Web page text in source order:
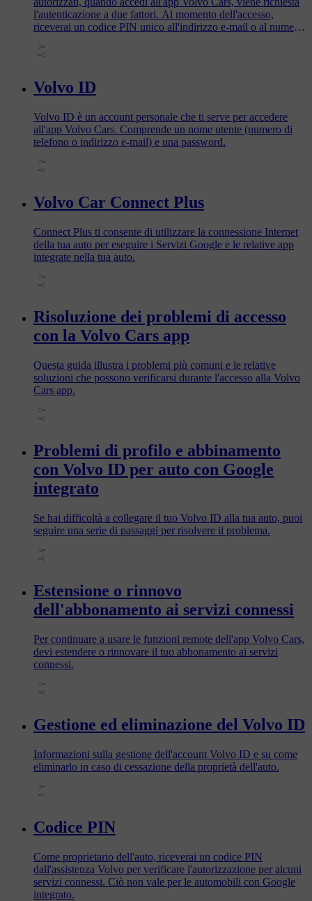
l'autenticazione a due fattori. Al momento dell'accesso,
riceverai un codice PIN unico all'indirizzo e-mail o al numero
per verificare la tua identità e accedere all'app.
Volvo ID
Volvo ID è un account personale che ti serve per accedere
all'app Volvo Cars. Comprende un nome utente (numero di
telefono o indirizzo e-mail) e una password.
Volvo Car Connect Plus
Connect Plus ti consente di utilizzare la connessione Internet
della tua auto per eseguire i Servizi Google e le relative app
integrate nella tua auto.
Risoluzione dei problemi di accesso
con la Volvo Cars app
Questa guida illustra i problemi più comuni e le relative
soluzioni che possono verificarsi durante l'accesso alla Volvo
Cars app.
Problemi di profilo e abbinamento
con Volvo ID per auto con Google
integrato
Se hai difficoltà a collegare il tuo Volvo ID alla tua auto, puoi
seguire una serie di passaggi per risolvere il problema.
Estensione o rinnovo
dell'abbonamento ai servizi connessi
Per continuare a usare le funzioni remote dell'app Volvo Cars,
devi estendere o rinnovare il tuo abbonamento ai servizi
connessi.
Gestione ed eliminazione del Volvo ID
Informazioni sulla gestione dell'account Volvo ID e su come
eliminarlo in caso di cessazione della proprietà dell'auto.
Codice PIN
Come proprietario dell'auto, riceverai un codice PIN
dall'assistenza Volvo per verificare l'autorizzazione per alcuni
servizi connessi. Ciò non vale per le automobili con Google
integrato.